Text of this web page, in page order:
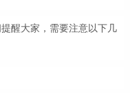
醒大家，需要注意以下几